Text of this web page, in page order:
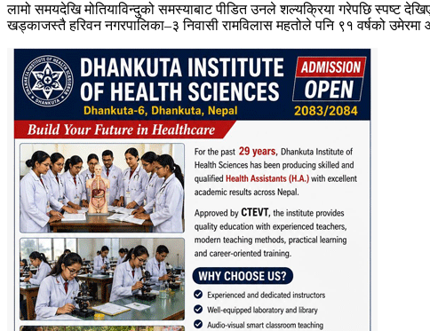
लामो समयदेखि मोतियाविन्दुको समस्याबाट पीडित उनले शल्यक्रिया गरेपछि स्पष्ट
खड्काजस्तै हरिवन नगरपालिका–३ निवासी रामविलास महतोले पनि ९१ वर्षको उमेरमा